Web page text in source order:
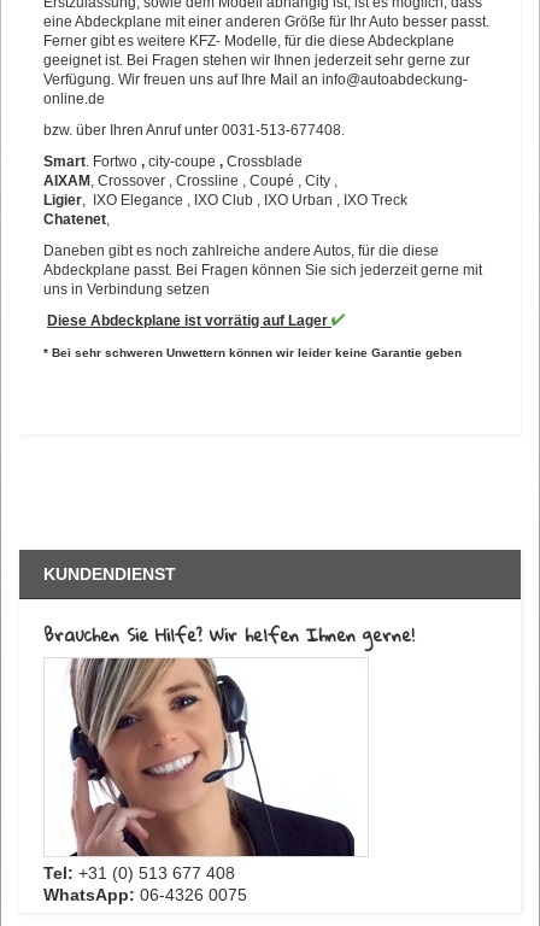
eine Abdeckplane mit einer anderen Größe für Ihr Auto besser passt.
Ferner gibt es weitere KFZ- Modelle, für die diese Abdeckplane
geeignet ist. Bei Fragen stehen wir Ihnen jederzeit sehr gerne zur
Verfügung. Wir freuen uns auf Ihre Mail an info@autoabdeckung-
online.de
bzw. über Ihren Anruf unter 0031-513-677408.
Smart. Fortwo , city-coupe , Crossblade
AIXAM , Crossover , Crossline , Coupé , City ,
Ligier, IXO Elegance , IXO Club , IXO Urban , IXO Treck
Chatenet,
Daneben gibt es noch zahlreiche andere Autos, für die diese
Abdeckplane passt. Bei Fragen können Sie sich jederzeit gerne mit
uns in Verbindung setzen
Diese Abdeckplane ist vorrätig auf Lager
* Bei sehr schweren Unwettern können wir leider keine Garantie geben
KUNDENDIENST
Brauchen Sie Hilfe? Wir helfen Ihnen gerne!
Tel: +31 (0) 513 677 408
WhatsApp: 06-4326 0075